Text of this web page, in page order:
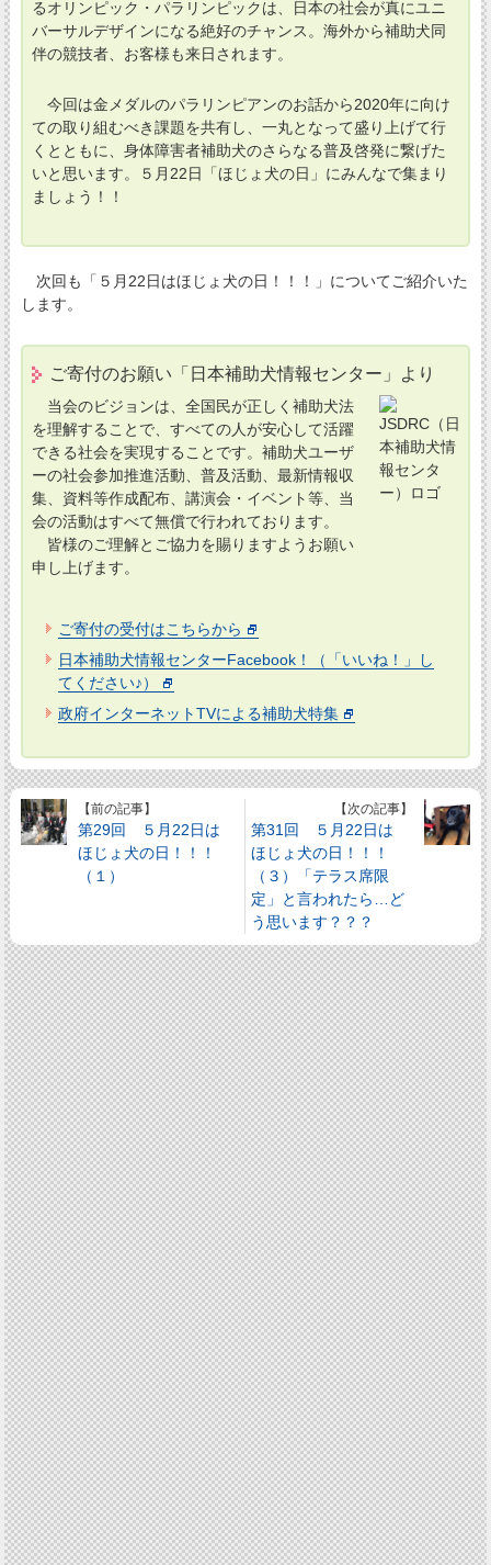
るオリンピック・パラリンピックは、日本の社会が真にユニ
バーサルデザインになる絶好のチャンス。海外から補助犬同
伴の競技者、お客様も来日されます。
今回は金メダルのパラリンピアンのお話から2020年に向け
ての取り組むべき課題を共有し、一丸となって盛り上げて行
くとともに、身体障害者補助犬のさらなる普及啓発に繋げた
いと思います。５月22日「ほじょ犬の日」にみんなで集まり
ましょう！！
次回も「５月22日はほじょ犬の日！！！」についてご紹介いた
します。
ご寄付のお願い「日本補助犬情報センター」より
当会のビジョンは、全国民が正しく補助犬法
を理解することで、すべての人が安心して活躍
できる社会を実現することです。補助犬ユーザ
ーの社会参加推進活動、普及活動、最新情報収
集、資料等作成配布、講演会・イベント等、当
会の活動はすべて無償で行われております。
皆様のご理解とご協力を賜りますようお願い
申し上げます。
ご寄付の受付はこちらから
日本補助犬情報センターFacebook！（「いいね！」し
てください♪）
政府インターネットTVによる補助犬特集
【前の記事】
第29回 ５月22日は
ほじょ犬の日！！！
（１）
【次の記事】
第31回 ５月22日は
ほじょ犬の日！！！
（３）「テラス席限
定」と言われたら…ど
う思います？？？